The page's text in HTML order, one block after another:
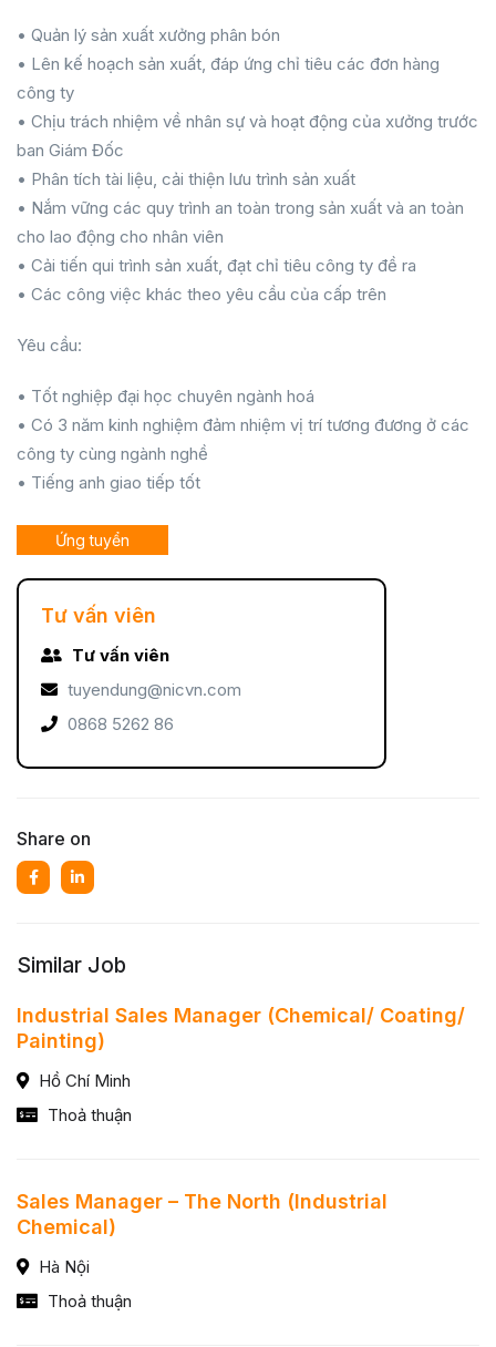
• Quản lý sản xuất xưởng phân bón
• Lên kế hoạch sản xuất, đáp ứng chỉ tiêu các đơn hàng
công ty
• Chịu trách nhiệm về nhân sự và hoạt động của xưởng trước
ban Giám Đốc
• Phân tích tài liệu, cải thiện lưu trình sản xuất
• Nắm vững các quy trình an toàn trong sản xuất và an toàn
cho lao động cho nhân viên
• Cải tiến qui trình sản xuất, đạt chỉ tiêu công ty đề ra
• Các công việc khác theo yêu cầu của cấp trên
Yêu cầu:
• Tốt nghiệp đại học chuyên ngành hoá
• Có 3 năm kinh nghiệm đảm nhiệm vị trí tương đương ở các
công ty cùng ngành nghề
• Tiếng anh giao tiếp tốt
Ứng tuyển
Tư vấn viên
Tư vấn viên
tuyendung@nicvn.com
0868 5262 86
Share on
Similar Job
Industrial Sales Manager (Chemical/ Coating/
Painting)
Hồ Chí Minh
Thoả thuận
Sales Manager – The North (Industrial
Chemical)
Hà Nội
Thoả thuận